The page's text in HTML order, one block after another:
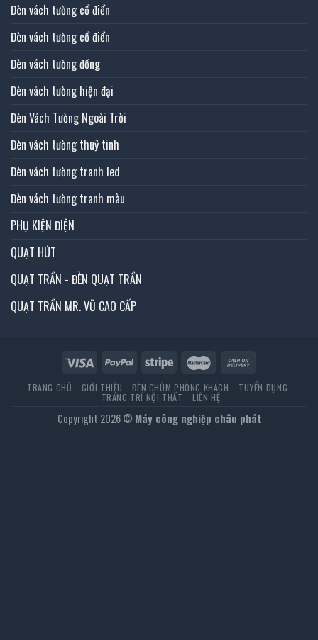
Đèn vách tường cổ điển
Đèn vách tường cổ điển
Đèn vách tường đồng
Đèn vách tường hiện đại
Đèn Vách Tường Ngoài Trời
Đèn vách tường thuỷ tinh
Đèn vách tường tranh led
Đèn vách tường tranh màu
PHỤ KIỆN ĐIỆN
QUẠT HÚT
QUẠT TRẦN - ĐÈN QUẠT TRẦN
QUẠT TRẦN MR. VŨ CAO CẤP
TRANG CHỦ GIỚI THIỆU ĐÈN CHÙM PHÒNG KHÁCH TUYỂN DỤNG
TRANG TRÍ NỘI THẤT LIÊN HỆ
Copyright 2026 © Máy công nghiệp châu phát